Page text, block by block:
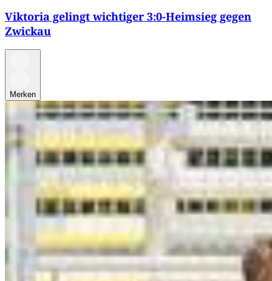
Viktoria gelingt wichtiger 3:0-Heimsieg gegen
Zwickau
Merken